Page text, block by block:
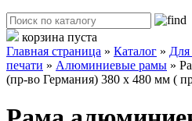
корзина пуста
Главная страница » Каталог » Для
печати » Алюминиевые рамы »
(пр-во Германия) 380 х 480 мм (